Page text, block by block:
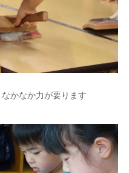
かなか力が要ります